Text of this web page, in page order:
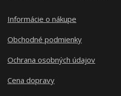
Informácie o nákupe
Obchodné podmienky
Ochrana osobných údajov
Cena dopravy